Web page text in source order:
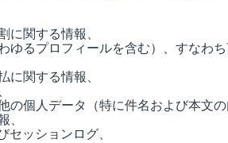
関する情報、
るプロフィールを含む）、すなわ
関する情報、
個人データ（特に件名および本文の
ッションログ、